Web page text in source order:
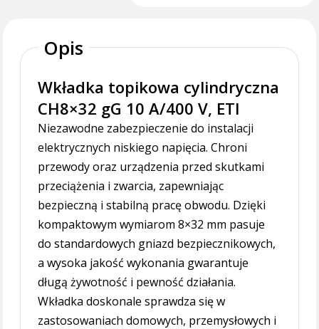
Opis
Wkładka topikowa cylindryczna
CH8×32 gG 10 A/400 V, ETI
Niezawodne zabezpieczenie do instalacji
elektrycznych niskiego napięcia. Chroni
przewody oraz urządzenia przed skutkami
przeciążenia i zwarcia, zapewniając
bezpieczną i stabilną pracę obwodu. Dzięki
kompaktowym wymiarom 8×32 mm pasuje
do standardowych gniazd bezpiecznikowych,
a wysoka jakość wykonania gwarantuje
długą żywotność i pewność działania.
Wkładka doskonale sprawdza się w
zastosowaniach domowych, przemysłowych i